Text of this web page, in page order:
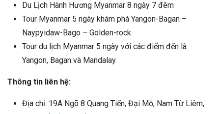
Du Lịch Hành Hương Myanmar 8 ngày 7 đêm
Tour Myanmar 5 ngày khám phá Yangon-Bagan –
Naypyidaw-Bago – Golden-rock.
Tour du lịch Myanmar 5 ngày với các điểm đến là
Yangon, Bagan và Mandalay.
Thông tin liên hệ:
Địa chỉ: 19A Ngõ 8 Quang Tiến, Đại Mỗ, Nam Từ Liêm,